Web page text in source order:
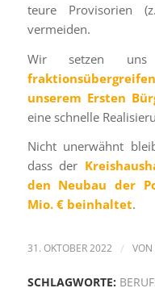
teure Provisorien
vermeiden.
Wir setzen
unserem Ersten
eine schnelle
Nicht unerwähnt
dass der
den Neubau der
Mio. € beinhaltet.
31. OKTOBER 2022 / VON
SCHLAGWORTE: